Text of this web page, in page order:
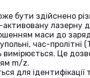
бути здійснено
лазерну
маси до
час-пролітні
вимірюється. Це
m/z.
для ідентифікації